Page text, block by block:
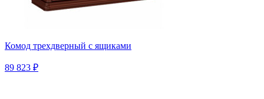
Комод трехдверный с ящиками
89 823 ₽